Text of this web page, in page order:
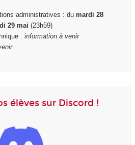
administratives : du mardi 28
29 mai (23h59)
: information à venir
élèves sur Discord !